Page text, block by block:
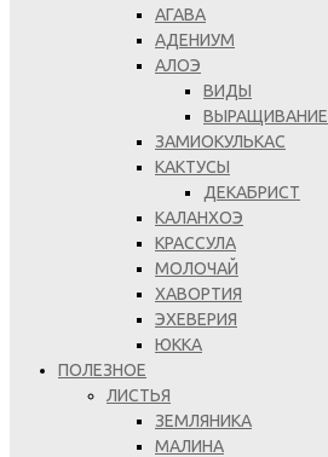
АГАВА
АДЕНИУМ
АЛОЭ
ВИДЫ
ВЫРАЩИВАНИЕ
ЗАМИОКУЛЬКАС
КАКТУСЫ
ДЕКАБРИСТ
КАЛАНХОЭ
КРАССУЛА
МОЛОЧАЙ
ХАВОРТИЯ
ЭХЕВЕРИЯ
ЮККА
ПОЛЕЗНОЕ
ЛИСТЬЯ
ЗЕМЛЯНИКА
МАЛИНА